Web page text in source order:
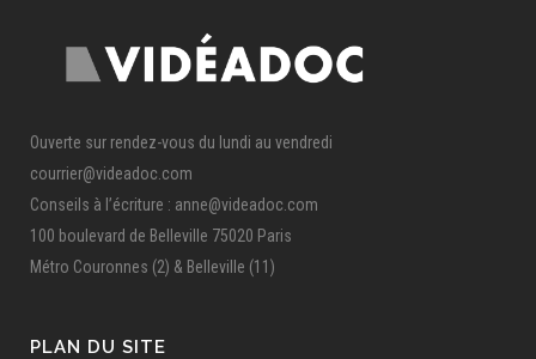
Ouverte sur rendez-vous du lundi au vendredi
courrier@videadoc.com
Conseils à l’écriture : anne@videadoc.com
100 boulevard de Belleville 75020 Paris
Métro Couronnes (2) & Belleville (11)
PLAN DU SITE